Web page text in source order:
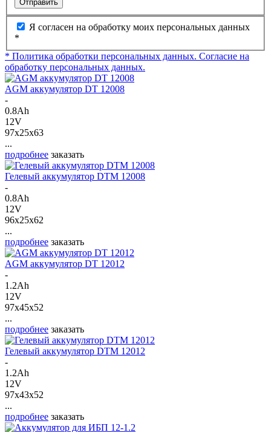
Отправить
Я согласен на обработку моих персональных данных
*
* Политика обработки персональных данных. Согласие на
обработку персональных данных.
AGM аккумулятор DT 12008
-
0.8Ah
12V
97x25x63
...
подробнее заказать
Гелевый аккумулятор DTM 12008
-
0.8Ah
12V
96x25x62
...
подробнее заказать
AGM аккумулятор DT 12012
-
1.2Ah
12V
97x45x52
...
подробнее заказать
Гелевый аккумулятор DTM 12012
-
1.2Ah
12V
97x43x52
...
подробнее заказать